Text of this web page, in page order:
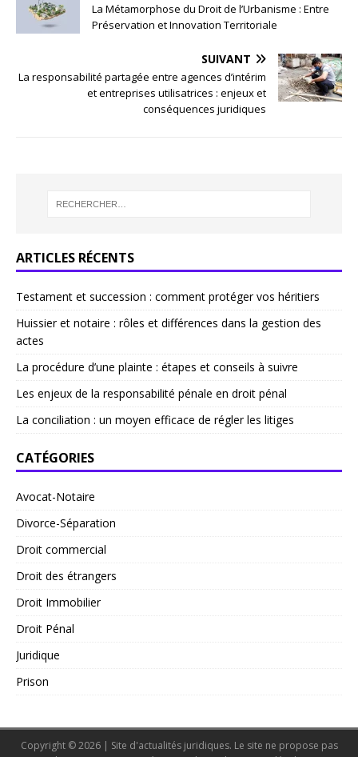
La Métamorphose du Droit de l’Urbanisme : Entre
Préservation et Innovation Territoriale
SUIVANT
La responsabilité partagée entre agences d’intérim
et entreprises utilisatrices : enjeux et
conséquences juridiques
ARTICLES RÉCENTS
Testament et succession : comment protéger vos héritiers
Huissier et notaire : rôles et différences dans la gestion des
actes
La procédure d’une plainte : étapes et conseils à suivre
Les enjeux de la responsabilité pénale en droit pénal
La conciliation : un moyen efficace de régler les litiges
CATÉGORIES
Avocat-Notaire
Divorce-Séparation
Droit commercial
Droit des étrangers
Droit Immobilier
Droit Pénal
Juridique
Prison
Copyright © 2026 | Site d'actualités juridiques. Le site ne propose pas